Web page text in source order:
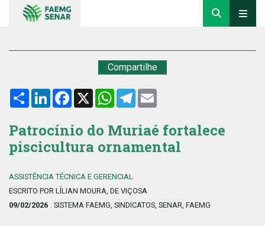
Compartilhe
Compartilhar
LinkedInFacebook
X WhatsApp
Telegram
Patrocínio do Muriaé fortalece
piscicultura ornamental
ASSISTÊNCIA TÉCNICA E GERENCIAL
ESCRITO POR LÍLIAN MOURA, DE VIÇOSA
09/02/2026 . SISTEMA FAEMG, SINDICATOS, SENAR, FAEMG